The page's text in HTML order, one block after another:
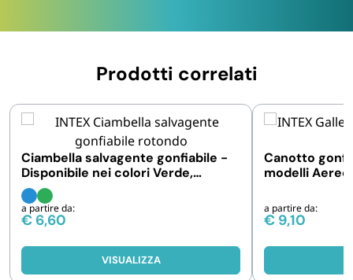
Prodotti correlati
Ciambella salvagente gonfiabile -
Disponibile nei colori Verde,
Azzurro, Rosa
a partire da:
€ 6,60
VISUALIZZA
Canotto
modelli
a partire da:
€ 9,10